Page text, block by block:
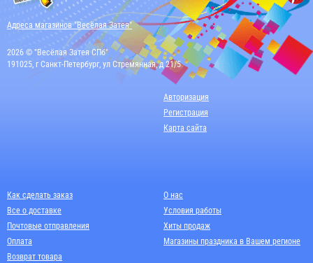
Адреса магазинов "Весёлая Затея"
2026 © "Весёлая Затея СПб"
191025, г Санкт-Петербург, ул Стремянная, д 21/5
Авторизация
Регистрация
Карта сайта
Как сделать заказ
Все о доставке
Почтовые отправления
Оплата
Возврат товара
О нас
Условия работы
Хиты продаж
Магазины праздника в Вашем регионе